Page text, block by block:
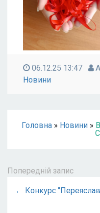
06.12.25 13:47
Новини
Головна » Новини »
Попередній запис
← Конкурс